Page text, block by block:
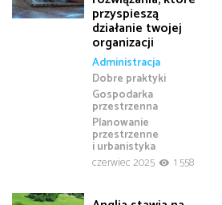
przyspieszą
działanie twojej
organizacji
Administracja
Dobre praktyki
Gospodarka
przestrzenna
Planowanie
przestrzenne
i urbanistyka
czerwiec 2025
1 558